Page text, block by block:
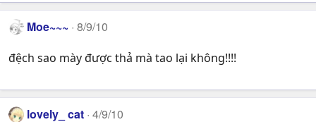
Moe~~~ 8/9/10
đệch sao mày được thả mà tao lại không!!!!
lovely_ cat 4/9/10